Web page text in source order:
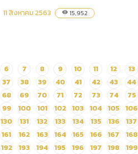
11 สิงหาคม 2563 visibility 15,952
6 7 8 9 10 11 12 13
37 38 39 40 41 42 43 44
68 69 70 71 72 73 74 75
99 100 101 102 103 104 105 106
130 131 132 133 134 135 136 137
161 162 163 164 165 166 167 168
192 193 194 195 196 197 198 199